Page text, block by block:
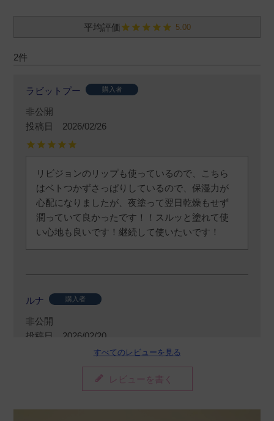
5.00
2
ラビットプー 購入者
非公開
投稿日
2026/02/26
リビジョンのリップも使っているので、こちら
はベトつかずさっぱりしているので、保湿力が
心配になりましたが、夜塗って翌日乾燥もせず
潤っていて良かったです！！スルッと塗れて使
い心地も良いです！継続して使いたいです！
ルナ 購入者
非公開
投稿日
2026/02/20
この時期は特に唇が乾燥するのでリップクリー
と長時間乾かずに過ごせます。
すべてのレビューを見る
レビューを書く